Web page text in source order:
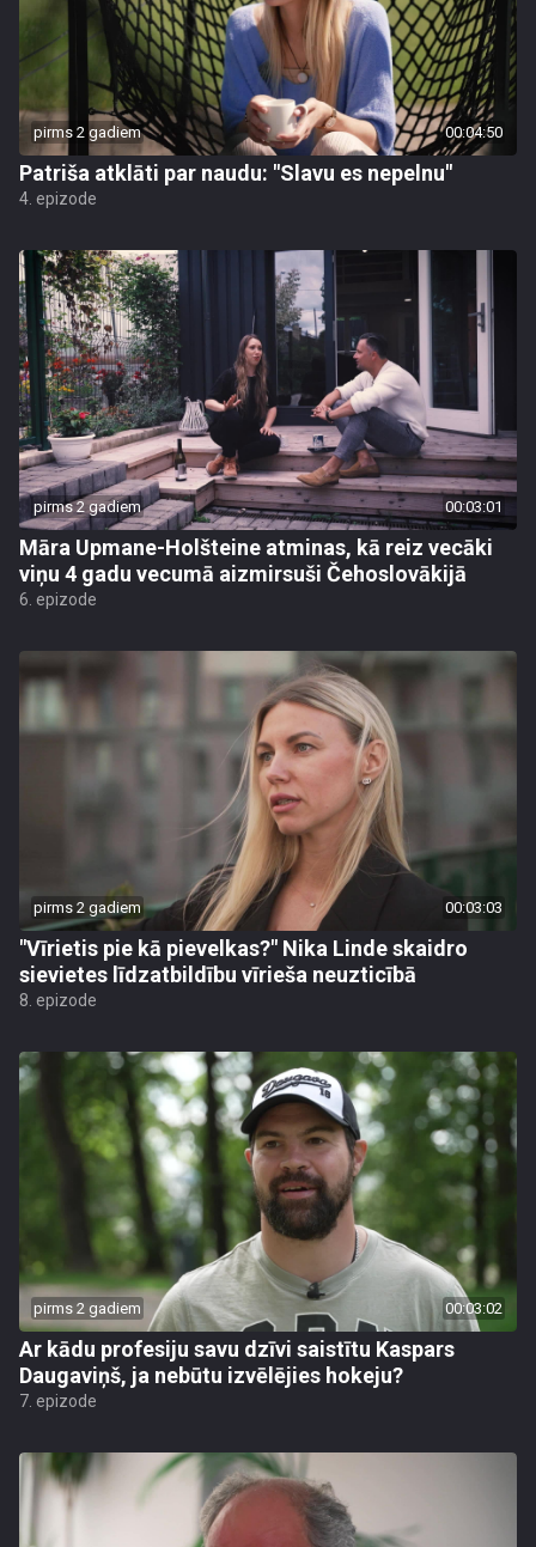
pirms 2 gadiem 00:04:50
Patriša atklāti par naudu: "Slavu es nepelnu"
4. epizode
pirms 2 gadiem 00:03:01
Māra Upmane-Holšteine atminas, kā reiz vecāki
viņu 4 gadu vecumā aizmirsuši Čehoslovākijā
6. epizode
pirms 2 gadiem 00:03:03
"Vīrietis pie kā pievelkas?" Nika Linde skaidro
sievietes līdzatbildību vīrieša neuzticībā
8. epizode
pirms 2 gadiem 00:03:02
Ar kādu profesiju savu dzīvi saistītu Kaspars
Daugaviņš, ja nebūtu izvēlējies hokeju?
7. epizode